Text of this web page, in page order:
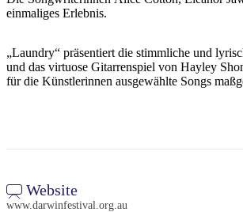
einmaliges Erlebnis.
„Laundry“ präsentiert die stimmliche und
und das virtuose Gitarrenspiel von Hayley
für die Künstlerinnen ausgewählte Songs
Website
www.darwinfestival.org.au